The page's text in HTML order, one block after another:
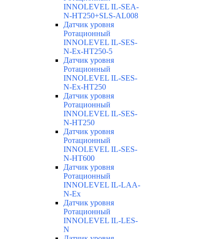
INNOLEVEL IL-SEA-
N-HT250+SLS-AL008
Датчик уровня
Ротационный
INNOLEVEL IL-SES-
N-Ex-HT250-5
Датчик уровня
Ротационный
INNOLEVEL IL-SES-
N-Ex-HT250
Датчик уровня
Ротационный
INNOLEVEL IL-SES-
N-HT250
Датчик уровня
Ротационный
INNOLEVEL IL-SES-
N-HT600
Датчик уровня
Ротационный
INNOLEVEL IL-LAA-
N-Ex
Датчик уровня
Ротационный
INNOLEVEL IL-LES-
N